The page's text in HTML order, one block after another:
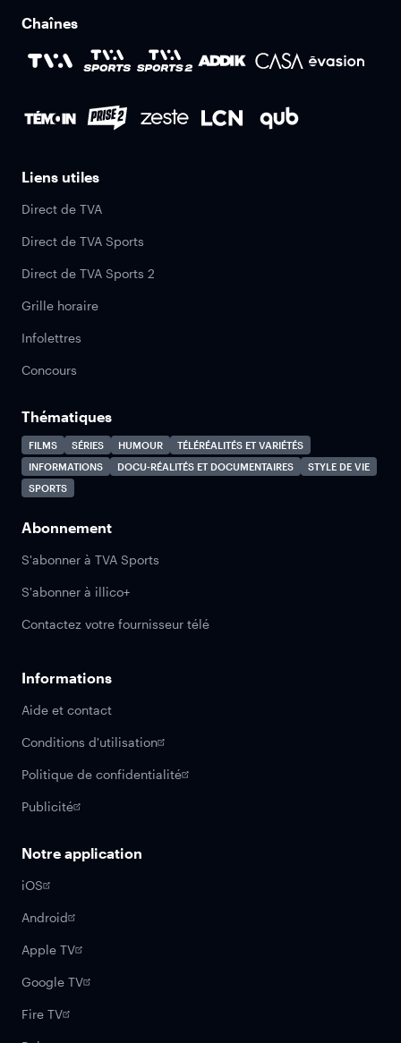
Chaînes
Liens utiles
Direct de TVA
Direct de TVA Sports
Direct de TVA Sports 2
Grille horaire
Infolettres
Concours
Thématiques
FILMS SÉRIES HUMOUR
TÉLÉRÉALITÉS ET VARIÉTÉS
INFORMATIONS
DOCU-RÉALITÉS ET DOCUMENTAIRES
STYLE DE VIE
SPORTS
Abonnement
S'abonner à TVA Sports
S'abonner à illico+
Contactez votre fournisseur télé
Informations
Aide et contact
Conditions d'utilisation
Politique de confidentialité
Publicité
Notre application
iOS
Android
Apple TV
Google TV
Fire TV